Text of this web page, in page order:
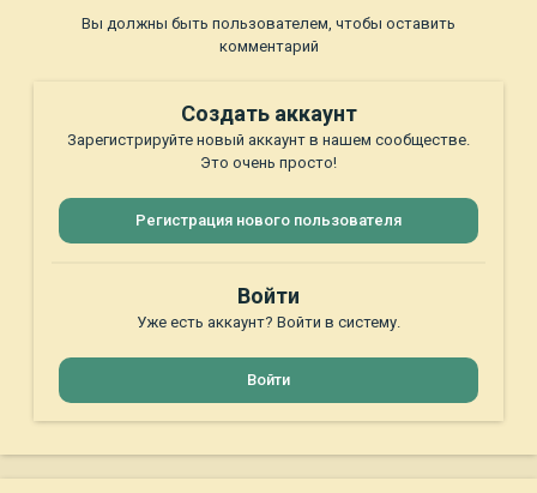
Вы должны быть пользователем, чтобы оставить
комментарий
Создать аккаунт
Зарегистрируйте новый аккаунт в нашем сообществе.
Это очень просто!
Регистрация нового пользователя
Войти
Уже есть аккаунт? Войти в систему.
Войти